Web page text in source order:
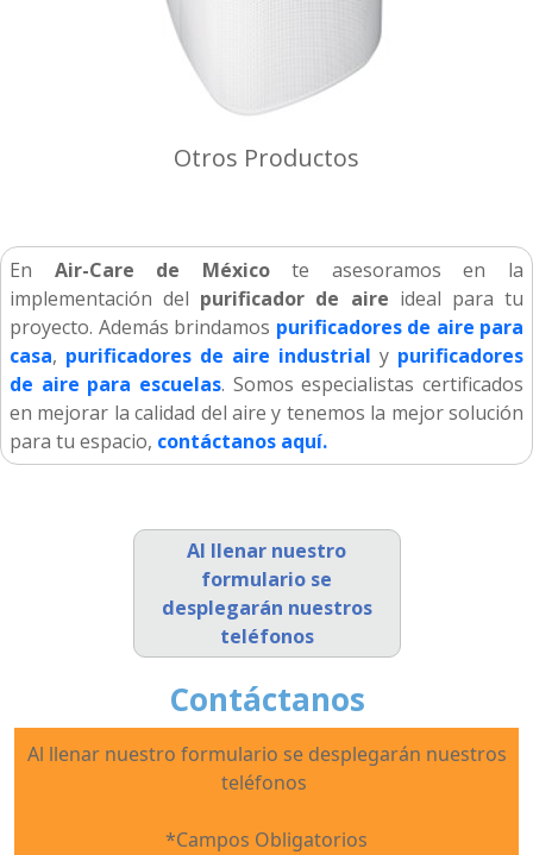
Otros Productos
En Air-Care de Méxicote asesoramos en la
implementación del purificador de aire ideal para tu
proyecto. Además brindamos purificadores de aire para
casa, purificadores de aire industrial y purificadores
de aire para escuelas. Somos especialistas certificados
en mejorar la calidad del aire y tenemos la mejor solución
para tu espacio, contáctanos aquí.
Al llenar nuestro
formulario se
desplegarán nuestros
teléfonos
Contáctanos
Al llenar nuestro formulario se desplegarán nuestros
teléfonos
*Campos Obligatorios